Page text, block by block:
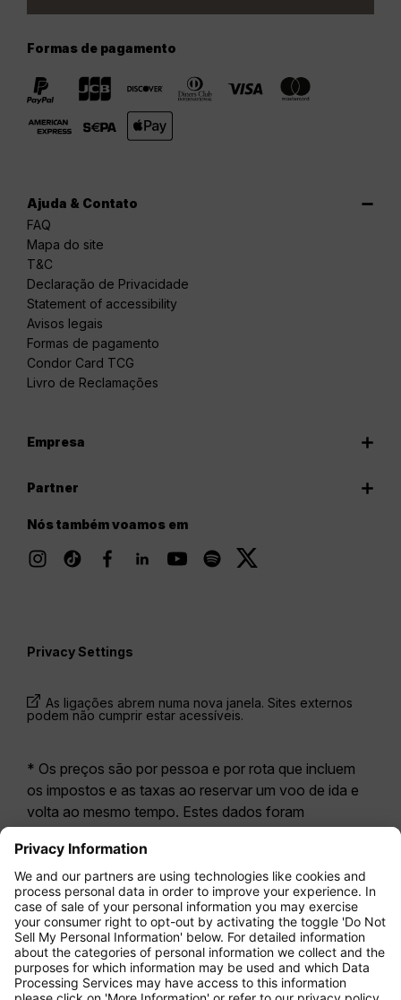
Formas de pagamento
Ajuda & Contato
FAQ
Mapa do site
T&C
Declaração de Privacidade
Statement of accessibility
Avisos legais
Formas de pagamento
Condor Card TCG
Livro de Reclamações
Empresa
Partner
Nós também voamos em
Privacy Settings
As ligações abrem numa nova janela. Sites externos
podem não cumprir estar acessíveis.
* Os preços são por pessoa e por rota que incluem
os impostos e as taxas ao reservar um voo de ida e
volta ao mesmo tempo. Estes dados foram
estar atualizados. As tarifas apresentadas para a
Economy Class correspondem geralmente à
Economy Zero, a nossa opção tarifária mais restritiva.
Poderão aplicar-se taxas adicionais parabagagem
registadaou outros serviços opcionais. Aplicam-se
osTermos e Condições Gerais de Transporte
(T&C).